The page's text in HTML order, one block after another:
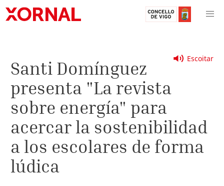
Escoitar
Santi Domínguez
presenta "La revista
sobre energía" para
acercar la sostenibilidad
a los escolares de forma
lúdica